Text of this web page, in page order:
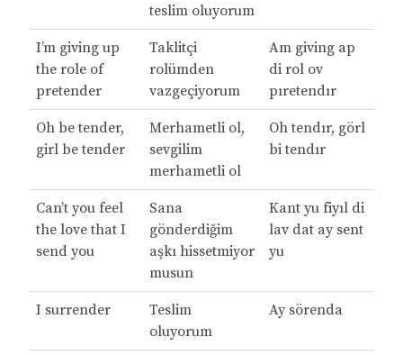
teslim oluyorum
I’m giving up
the role of
pretender
Taklitçi
rolümden
vazgeçiyorum
Am giving ap
di rol ov
pıretendır
Oh be tender,
girl be tender
Merhametli ol,
sevgilim
merhametli ol
Oh tendır, görl
bi tendır
Can’t you feel
the love that I
send you
Sana
gönderdiğim
aşkı hissetmiyor
musun
Kant yu fiyıl di
lav dat ay sent
yu
I surrender
Teslim
oluyorum
Ay sörenda